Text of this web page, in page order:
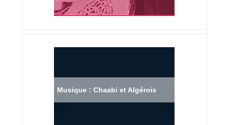
Musique : Chaabi et Algérois